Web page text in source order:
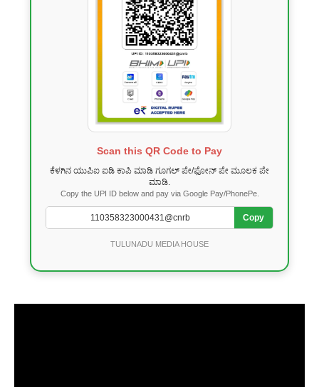
Scan this QR Code to Pay
ಕೆಳಗಿನ ಯುಪಿಐ ಐಡಿ ಕಾಪಿ ಮಾಡಿ ಗೂಗಲ್ ಪೇ/ಫೋನ್ ಪೇ ಮೂಲಕ ಪೇ
ಮಾಡಿ.
Copy the UPI ID below and pay via Google Pay/PhonePe.
Copy
TULUNADU MEDIA HOUSE